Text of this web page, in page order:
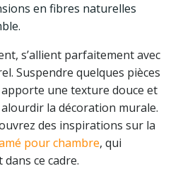
en fibres naturelles
s’allient parfaitement avec
Suspendre quelques pièces
une texture douce et
la décoration murale.
des inspirations sur la
pour chambre, qui
ce cadre.